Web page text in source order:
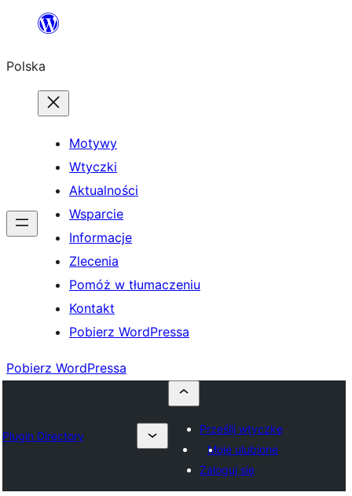
Przejdź
treści
Polska
Motywy
Wtyczki
Aktualności
Wsparcie
Informacje
Zlecenia
Pomóż w tłumaczeniu
Kontakt
Pobierz WordPressa
Pobierz WordPressa
Plugin Directory
Prześlij wtyczkę
Moje ulubione
Zaloguj się